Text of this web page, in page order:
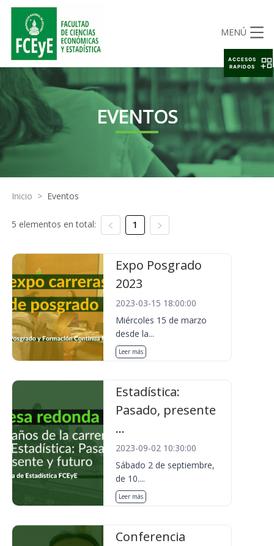
MENÚ
EVENTOS
Inicio > Eventos
5 elementos en total: 1
Expo Posgrado
2023
2023-03-15 18:00:00
Miércoles 15 de marzo
desde la...
Leer más
Estadística:
Pasado, presente
...
2023-09-02 10:30:00
Sábado 2 de septiembre,
de 10....
Leer más
Conferencia
ACCESOS
RAPIDOS